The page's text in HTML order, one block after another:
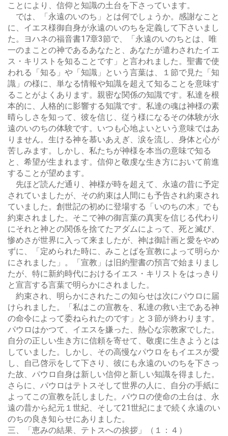
ことにより、信仰と知識の土台を下さっています。
では、「永遠のいのち」とは何でしょうか。感謝なこと
に、イエス様御自身が永遠のいのちを定義して下さいまし
た。ヨハネの福音書17章3節で、「永遠のいのちとは、唯
一のまことの神であるあなたと、あなたが遣わされたイエ
ス・キリストを知ることです」と言われました。聖書で使
われる「知る」や「知識」という言葉は、１節で見た「知
識」の様に、単なる情報や知識を超えて知ることを意味す
ることがよくあります。親密な関係の知識です。私達を根
本的に、人格的に影響する知識です。私達の魂は神様の素
晴らしさを知って、彼を信じ、従う様になるその体験が永
遠のいのちの体験です。いつも心地よいという意味ではあ
りません。生ける神を慕いあえぎ、涙を流し、身体と心が
苦しみます。しかし、私たちが神様を本当の意味で知る
と、希望が生まれます。信仰と敬虔な生き方において前進
することが望めます。
先ほど読んだ通り、神様が時を超えて、永遠の昔に予定
されていましたが、その約束は人間にも予告され約束され
ていました。創世記の初めに登場する「いのちの木」でも
約束されました。そこで神の御言葉の真実を信じる代わり
にそれと神との関係を捨てたアダムによって、死と滅び、
惨めさが世界に入って来ましたが、神は御計画と愛をやめ
ずに、「定められた時に、みことばを宣教によって明らか
にされました」。「宣教」は旧約聖書の預言で始まりまし
たが、特に新約時代におけるイエス・キリストをはっきり
と宣言する言葉で明らかにされました。
約束され、明らかにされたこの知らせは次にパウロに届
けられました。「私はこの宣教を、私達の救い主である神
の命令によって委ねられたのです」と３節が終わります。
パウロはかつて、イエスを嫌った、熱心な宗教家でした。
自分の正しい生き方に信頼を寄せて、敬虔に生きようとは
していました。しかし、その高慢なパウロをもイエスが愛
し、自己啓示をして下さり、彼にも永遠のいのちを下さっ
た故、パウロ自身は新しい信仰と新しい知識を得ました。
さらに、パウロはテトスそして世界の人に、自分の手紙に
よってこの宣教を託しました。パウロの使命の土台は、永
遠の昔から紀元１世紀、そして21世紀にまで続く永遠のい
のちの良き知らせにありました。
三、「恵みの結果、テトスへの挨拶」（１：４）